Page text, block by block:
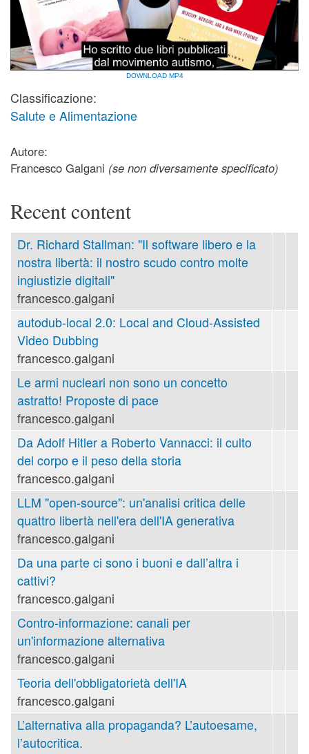
DOWNLOAD MP4
Classificazione:
Salute e Alimentazione
Autore:
Francesco Galgani (se non diversamente specificato)
Recent content
Dr. Richard Stallman: "Il software libero e la
nostra libertà: il nostro scudo contro molte
ingiustizie digitali"
francesco.galgani
autodub-local 2.0: Local and Cloud-Assisted
Video Dubbing
francesco.galgani
Le armi nucleari non sono un concetto
astratto! Proposte di pace
francesco.galgani
Da Adolf Hitler a Roberto Vannacci: il culto
del corpo e il peso della storia
francesco.galgani
LLM "open-source": un'analisi critica delle
quattro libertà nell'era dell'IA generativa
francesco.galgani
Da una parte ci sono i buoni e dall’altra i
cattivi?
francesco.galgani
Contro-informazione: canali per
un'informazione alternativa
francesco.galgani
Teoria dell'obbligatorietà dell'IA
francesco.galgani
L’alternativa alla propaganda? L’autoesame,
l’autocritica.